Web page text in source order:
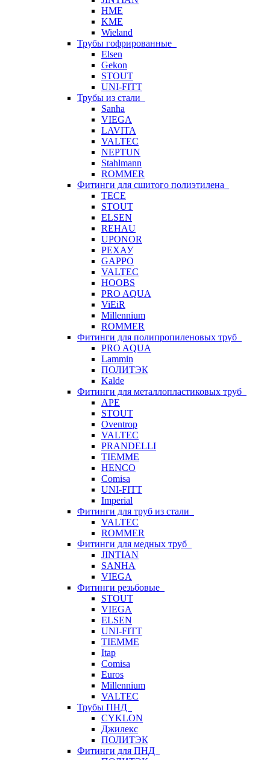
HME
KME
Wieland
Трубы гофрированные
Elsen
Gekon
STOUT
UNI-FITT
Трубы из стали
Sanha
VIEGA
LAVITA
VALTEC
NEPTUN
Stahlmann
ROMMER
Фитинги для сшитого полиэтилена
TECE
STOUT
ELSEN
REHAU
UPONOR
РЕХАУ
GAPPO
VALTEC
HOOBS
PRO AQUA
ViEiR
Millennium
ROMMER
Фитинги для полипропиленовых труб
PRO AQUA
Lammin
ПОЛИТЭК
Kalde
Фитинги для металлопластиковых труб
APE
STOUT
Oventrop
VALTEC
PRANDELLI
TIEMME
HENCO
Comisa
UNI-FITT
Imperial
Фитинги для труб из стали
VALTEC
ROMMER
Фитинги для медных труб
JINTIAN
SANHA
VIEGA
Фитинги резьбовые
STOUT
VIEGA
ELSEN
UNI-FITT
TIEMME
Itap
Comisa
Euros
Millennium
VALTEC
Трубы ПНД
CYKLON
Джилекс
ПОЛИТЭК
Фитинги для ПНД